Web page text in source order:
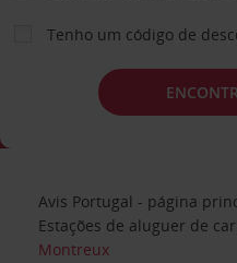
Tenho um código de
Avis Portugal - página
Estações de aluguer de
Montreux